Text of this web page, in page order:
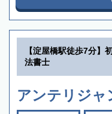
【淀屋橋駅徒歩7分】
法書士
アンテリジャ